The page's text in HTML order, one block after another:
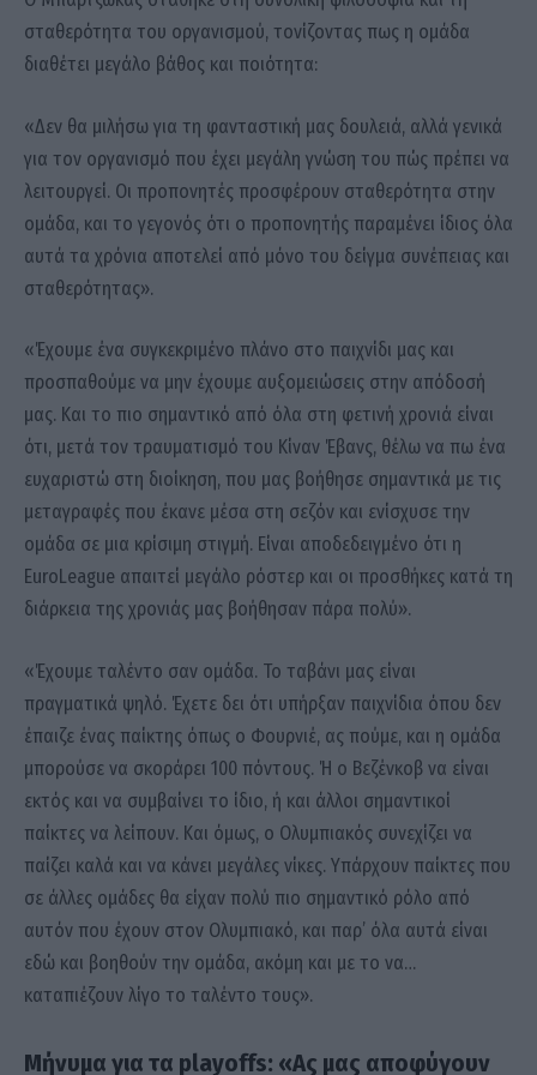
σταθερότητα του οργανισμού, τονίζοντας πως η ομάδα
διαθέτει μεγάλο βάθος και ποιότητα:
«Δεν θα μιλήσω για τη φανταστική μας δουλειά, αλλά γενικά
για τον οργανισμό που έχει μεγάλη γνώση του πώς πρέπει να
λειτουργεί. Οι προπονητές προσφέρουν σταθερότητα στην
ομάδα, και το γεγονός ότι ο προπονητής παραμένει ίδιος όλα
αυτά τα χρόνια αποτελεί από μόνο του δείγμα συνέπειας και
σταθερότητας».
«Έχουμε ένα συγκεκριμένο πλάνο στο παιχνίδι μας και
προσπαθούμε να μην έχουμε αυξομειώσεις στην απόδοσή
μας. Και το πιο σημαντικό από όλα στη φετινή χρονιά είναι
ότι, μετά τον τραυματισμό του Κίναν Έβανς, θέλω να πω ένα
ευχαριστώ στη διοίκηση, που μας βοήθησε σημαντικά με τις
μεταγραφές που έκανε μέσα στη σεζόν και ενίσχυσε την
ομάδα σε μια κρίσιμη στιγμή. Είναι αποδεδειγμένο ότι η
EuroLeague απαιτεί μεγάλο ρόστερ και οι προσθήκες κατά τη
διάρκεια της χρονιάς μας βοήθησαν πάρα πολύ».
«Έχουμε ταλέντο σαν ομάδα. Το ταβάνι μας είναι
πραγματικά ψηλό. Έχετε δει ότι υπήρξαν παιχνίδια όπου δεν
έπαιζε ένας παίκτης όπως ο Φουρνιέ, ας πούμε, και η ομάδα
μπορούσε να σκοράρει 100 πόντους. Ή ο Βεζένκοβ να είναι
εκτός και να συμβαίνει το ίδιο, ή και άλλοι σημαντικοί
παίκτες να λείπουν. Και όμως, ο Ολυμπιακός συνεχίζει να
παίζει καλά και να κάνει μεγάλες νίκες. Υπάρχουν παίκτες που
σε άλλες ομάδες θα είχαν πολύ πιο σημαντικό ρόλο από
αυτόν που έχουν στον Ολυμπιακό, και παρ’ όλα αυτά είναι
εδώ και βοηθούν την ομάδα, ακόμη και με το να…
καταπιέζουν λίγο το ταλέντο τους».
Μήνυμα για τα playoffs: «Ας μας αποφύγουν